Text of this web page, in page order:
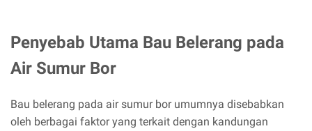
Penyebab Utama Bau Belerang pada
Air Sumur Bor
Bau belerang pada air sumur bor umumnya disebabkan
oleh berbagai faktor yang terkait dengan kandungan